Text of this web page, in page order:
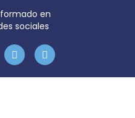
en
sociales